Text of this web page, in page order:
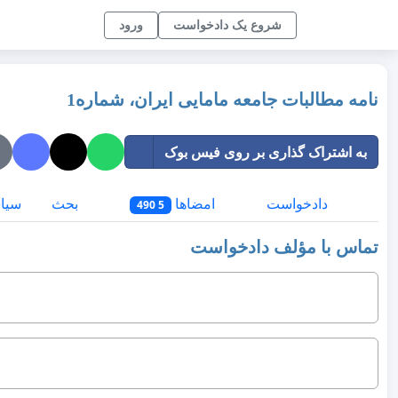
ورود شروع یک دادخواست
نامه مطالبات جامعه مامایی ایران، شماره1
به اشتراک گذاری بر روی فیس بوک
دادخواست امضاها 5 490 بحث
تماس با مؤلف دادخواست